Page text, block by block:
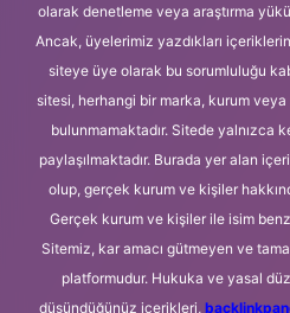
olarak denetleme veya araştırma
Ancak, üyelerimiz yazdıkları
siteye üye olarak bu sorumluluğu
sitesi, herhangi bir marka, kurum veya
bulunmamaktadır. Sitede yalnızca
paylaşılmaktadır. Burada yer alan
olup, gerçek kurum ve kişiler
Gerçek kurum ve kişiler ile isim
Sitemiz, kar amacı gütmeyen ve
platformudur. Hukuka ve yasal
düşündüğünüz içerikleri,